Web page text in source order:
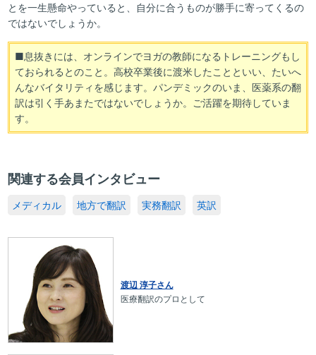
とを一生懸命やっていると、自分に合うものが勝手に寄ってくるの
ではないでしょうか。
■息抜きには、オンラインでヨガの教師になるトレーニングもし
ておられるとのこと。高校卒業後に渡米したことといい、たいへ
んなバイタリティを感じます。パンデミックのいま、医薬系の翻
訳は引く手あまたではないでしょうか。ご活躍を期待していま
す。
関連する会員インタビュー
メディカル 地方で翻訳 実務翻訳 英訳
渡辺 淳子さん
医療翻訳のプロとして